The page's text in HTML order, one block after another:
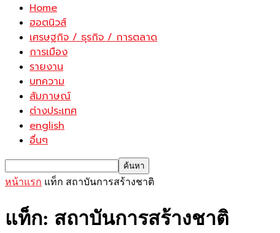
Home
ฮอตนิวส์
เศรษฐกิจ / ธุรกิจ / การตลาด
การเมือง
รายงาน
บทความ
สัมภาษณ์
ต่างประเทศ
english
อื่นๆ
หน้าแรก แท็ก สถาบันการสร้างชาติ
แท็ก: สถาบันการสร้างชาติ